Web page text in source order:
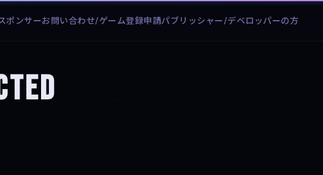
ポンサーお問い合わせ/ゲーム登録申請パブリッシャー/デベロッパーの方